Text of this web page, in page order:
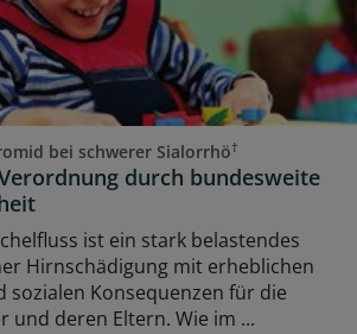
bei schwerer Sialorrhö†
durch bundesweite
ist ein stark belastendes
Hirnschädigung mit erheblichen
sozialen Konsequenzen für die
und deren Eltern. Wie im ...